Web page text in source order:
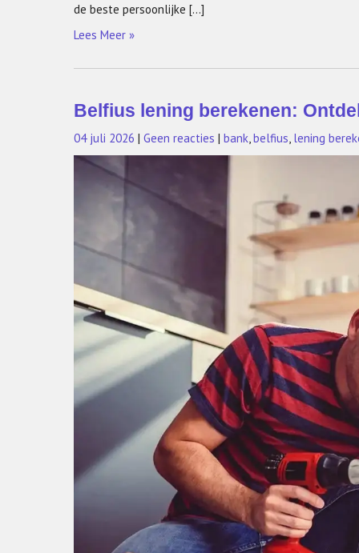
de beste persoonlijke […]
Lees Meer »
Belfius lening berekenen:
04 juli 2026 | Geen reacties | bank,belfius, lening